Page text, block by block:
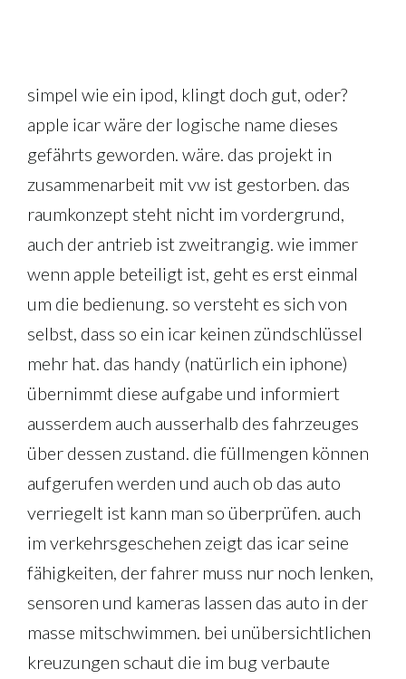
simpel wie ein ipod, klingt doch gut, oder?
apple icar wäre der logische name dieses
gefährts geworden. wäre. das projekt in
zusammenarbeit mit vw ist gestorben. das
raumkonzept steht nicht im vordergrund,
auch der antrieb ist zweitrangig. wie immer
wenn apple beteiligt ist, geht es erst einmal
um die bedienung. so versteht es sich von
selbst, dass so ein icar keinen zündschlüssel
mehr hat. das handy (natürlich ein iphone)
übernimmt diese aufgabe und informiert
ausserdem auch ausserhalb des fahrzeuges
über dessen zustand. die füllmengen können
aufgerufen werden und auch ob das auto
verriegelt ist kann man so überprüfen. auch
im verkehrsgeschehen zeigt das icar seine
fähigkeiten, der fahrer muss nur noch lenken,
sensoren und kameras lassen das auto in der
masse mitschwimmen. bei unübersichtlichen
kreuzungen schaut die im bug verbaute